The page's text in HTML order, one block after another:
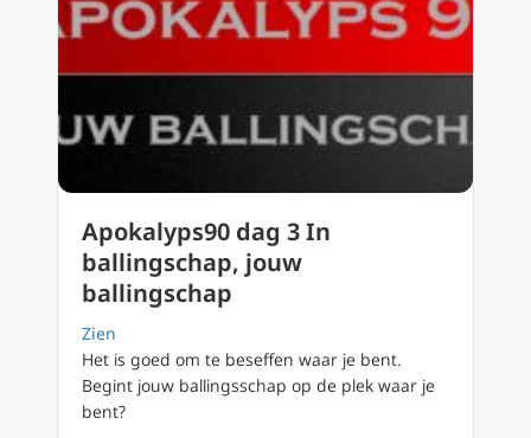
Apokalyps90 dag 3 In
ballingschap, jouw
ballingschap
Zien
Het is goed om te beseffen waar je bent.
Begint jouw ballingsschap op de plek waar je
bent?